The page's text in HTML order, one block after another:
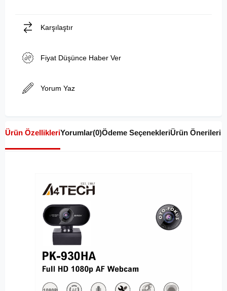
Karşılaştır
Fiyat Düşünce Haber Ver
Yorum Yaz
Ürün ÖzellikleriYorumlar(0)Ödeme SeçenekleriÜrün Önerileri